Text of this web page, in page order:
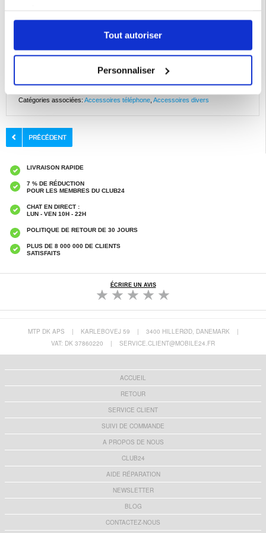
Tout autoriser
Personnaliser
Honor X30, Honor X9 5G est le choix idéal pour tous ceux qui recherchent un
téléphone dès aujourd'hui avec cet étui portefeuille tout-en-un.
Compatibilité :Honor Magic4 Lite, Honor X30, Honor X9, Honor X9 5G
EAN: 5714122472830
Catégories associées: Accessoires téléphone Accessoires divers
LIVRAISON RAPIDE
7 % DE RÉDUCTION
POUR LES MEMBRES DU CLUB24
CHAT EN DIRECT :
LUN - VEN 10H - 22H
POLITIQUE DE RETOUR DE 30 JOURS
PLUS DE 8 000 000 DE CLIENTS
SATISFAITS
ÉCRIRE UN AVIS
MTP DK APS | KARLEBOVEJ 59 | 3400 HILLERØD, DANEMARK
|
VAT: DK 37860220
| SERVICE.CLIENT@MOBILE24.FR
ACCUEIL
RETOUR
SERVICE CLIENT
SUIVI DE COMMANDE
A PROPOS DE NOUS
CLUB24
AIDE RÉPARATION
NEWSLETTER
BLOG
CONTACTEZ-NOUS